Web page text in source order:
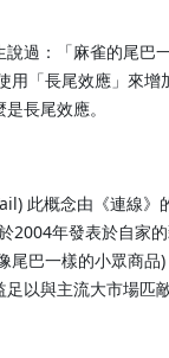
過：「麻雀的尾巴
用「長尾效應」來增
長尾效應。
此概念由《連線》
2004年發表於自家
尾巴一樣的小眾商品
以與主流大市場匹敵